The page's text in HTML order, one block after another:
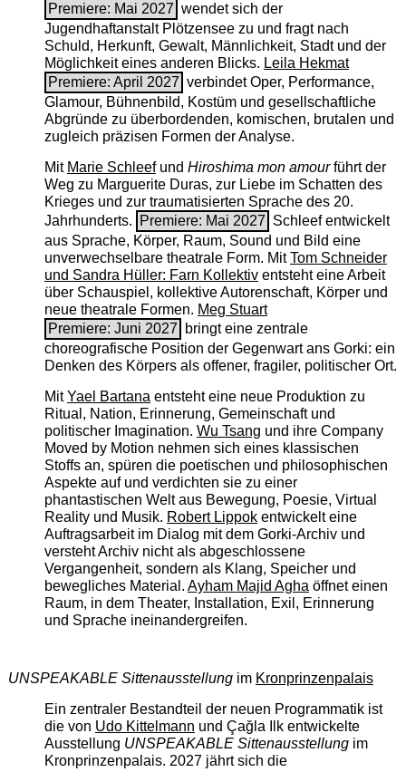
Premiere: Mai 2027 wendet sich der
Jugendhaftanstalt Plötzensee zu und fragt nach
Schuld, Herkunft, Gewalt, Männlichkeit, Stadt und der
Möglichkeit eines anderen Blicks. Leila Hekmat
Premiere: April 2027 verbindet Oper, Performance,
Glamour, Bühnenbild, Kostüm und gesellschaftliche
Abgründe zu überbordenden, komischen, brutalen und
zugleich präzisen Formen der Analyse.
Mit Marie Schleefund Hiroshima mon amourführt der
Weg zu Marguerite Duras, zur Liebe im Schatten des
Krieges und zur traumatisierten Sprache des 20.
Jahrhunderts.
Premiere: Mai 2027 Schleef entwickelt
aus Sprache, Körper, Raum, Sound und Bild eine
unverwechselbare theatrale Form. MitTom Schneider
und Sandra Hüller: Farn Kollektiventsteht eine Arbeit
über Schauspiel, kollektive Autorenschaft, Körper und
neue theatrale Formen. Meg Stuart
Premiere: Juni 2027
bringt eine zentrale
choreografische Position der Gegenwart ans Gorki: ein
Denken des Körpers als offener, fragiler, politischer Ort.
MitYael Bartanaentsteht eine neue Produktion zu
Ritual, Nation, Erinnerung, Gemeinschaft und
politischer Imagination. Wu Tsang und ihre Company
Moved by Motion nehmen sich eines klassischen
Stoffs an, spüren die poetischen und philosophischen
Aspekte auf und verdichten sie zu einer
phantastischen Welt aus Bewegung, Poesie, Virtual
Reality und Musik. Robert Lippokentwickelt eine
Auftragsarbeit im Dialog mit dem Gorki-Archiv und
versteht Archiv nicht als abgeschlossene
Vergangenheit, sondern als Klang, Speicher und
bewegliches Material. Ayham Majid Aghaöffnet einen
Raum, in dem Theater, Installation, Exil, Erinnerung
und Sprache ineinandergreifen.
UNSPEAKABLE Sittenausstellungim Kronprinzenpalais
Ein zentraler Bestandteil der neuen Programmatik ist
die von Udo Kittelmann und Çağla Ilk entwickelte
Ausstellung UNSPEAKABLE Sittenausstellungim
Kronprinzenpalais. 2027 jährt sich die